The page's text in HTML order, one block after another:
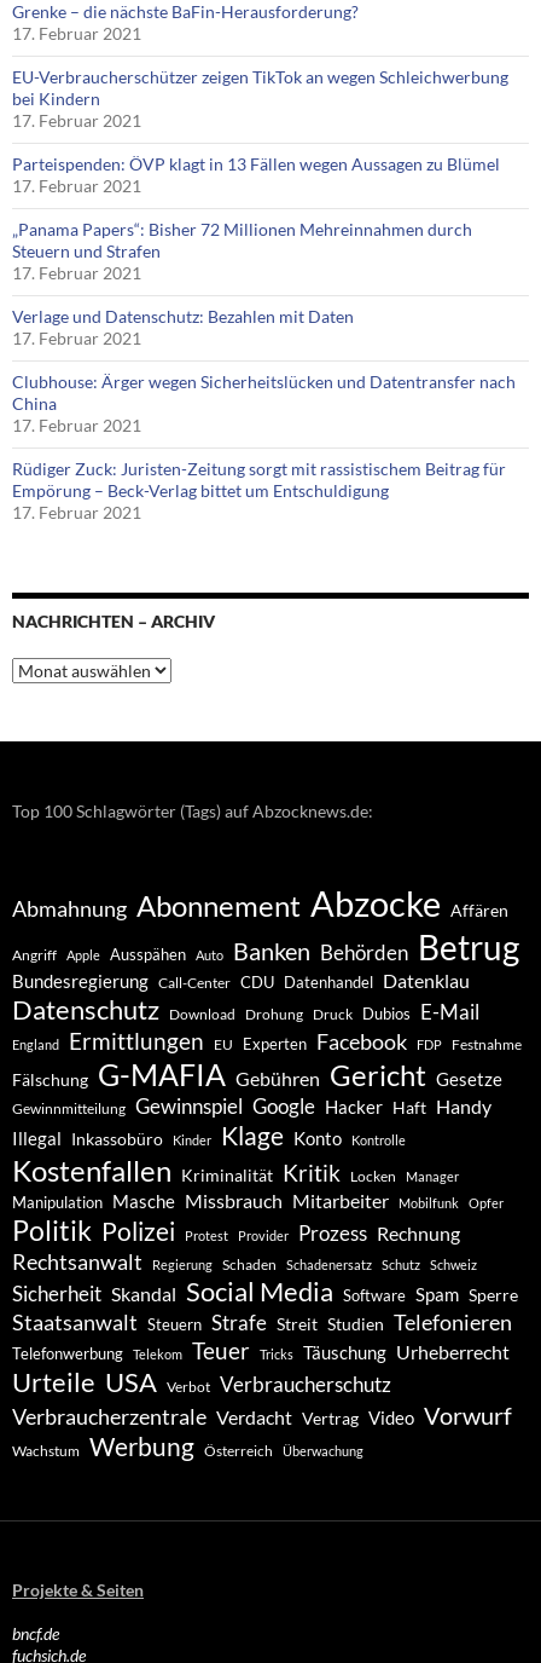
Grenke – die nächste BaFin-Herausforderung?
17. Februar 2021
EU-Verbraucherschützer zeigen TikTok an wegen Schleichwerbung
bei Kindern
17. Februar 2021
Parteispenden: ÖVP klagt in 13 Fällen wegen Aussagen zu Blümel
17. Februar 2021
„Panama Papers“: Bisher 72 Millionen Mehreinnahmen durch
Steuern und Strafen
17. Februar 2021
Verlage und Datenschutz: Bezahlen mit Daten
17. Februar 2021
Clubhouse: Ärger wegen Sicherheitslücken und Datentransfer nach
China
17. Februar 2021
Rüdiger Zuck: Juristen-Zeitung sorgt mit rassistischem Beitrag für
Empörung – Beck-Verlag bittet um Entschuldigung
17. Februar 2021
NACHRICHTEN – ARCHIV
Nachrichten
–
Top 100 Schlagwörter (Tags) auf Abzocknews.de:
Abmahnung Abonnement Abzocke Affären
Angriff Apple Ausspähen Auto Banken Behörden Betrug
Bundesregierung Call-Center CDU Datenhandel Datenklau
Datenschutz Download Drohung Druck Dubios E-Mail
England Ermittlungen EU Experten Facebook FDP Festnahme
Fälschung G-MAFIA Gebühren Gericht Gesetze
Gewinnmitteilung Gewinnspiel Google Hacker Haft Handy
Illegal Inkassobüro Kinder Klage Konto Kontrolle
Kostenfallen Kriminalität Kritik Locken Manager
Manipulation Masche Missbrauch Mitarbeiter Mobilfunk Opfer
Politik Polizei Protest Provider Prozess Rechnung
Rechtsanwalt Regierung Schaden Schadenersatz Schutz Schweiz
Sicherheit Skandal Social Media Software Spam Sperre
Staatsanwalt Steuern Strafe Streit Studien Telefonieren
Telefonwerbung Telekom Teuer Tricks Täuschung Urheberrecht
Urteile USA Verbot Verbraucherschutz
Verbraucherzentrale Verdacht Vertrag Video Vorwurf
Wachstum Werbung Österreich Überwachung
Projekte & Seiten
bncf.de
fuchsich.de